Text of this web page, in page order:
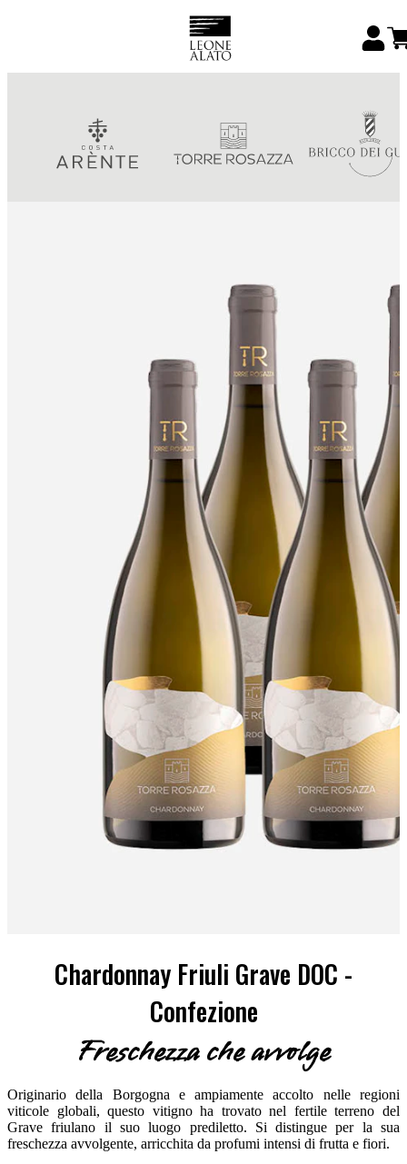
Chardonnay Friuli Grave DOC -
Confezione
Freschezza che avvolge
Originario della Borgogna e ampiamente accolto nelle regioni
viticole globali, questo vitigno ha trovato nel fertile terreno del
Grave friulano il suo luogo prediletto. Si distingue per la sua
freschezza avvolgente, arricchita da profumi intensi di frutta e fiori.